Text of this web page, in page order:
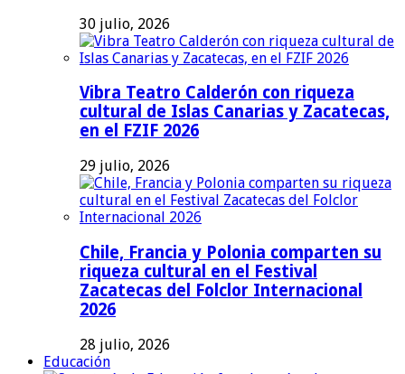
30 julio, 2026
Vibra Teatro Calderón con riqueza
cultural de Islas Canarias y Zacatecas,
en el FZIF 2026
29 julio, 2026
Chile, Francia y Polonia comparten su
riqueza cultural en el Festival
Zacatecas del Folclor Internacional
2026
28 julio, 2026
Educación